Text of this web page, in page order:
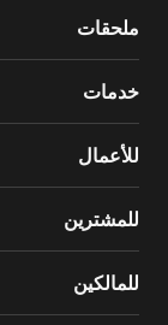
ملحقات
خدمات
للأعمال
للمشترين
للمالكين